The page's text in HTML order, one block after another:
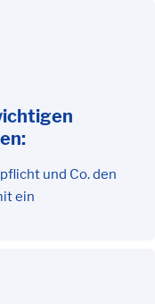
und Co. den
ein